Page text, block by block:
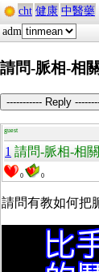
cht 健康 中醫藥
adm
請問-脈相-相
----------- Reply
guest
1 請問-脈相-相
0 0
請問有教如何把